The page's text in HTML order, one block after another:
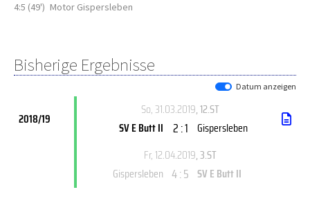
4:5 (49') Motor Gispersleben
Bisherige Ergebnisse
Datum anzeigen
2018/19
So, 31.03.2019, 12.ST
SV E Butt II 2 : 1 Gispersleben
Fr, 12.04.2019, 3.ST
Gispersleben 4 : 5 SV E Butt II